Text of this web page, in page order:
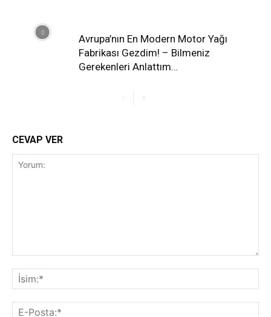
Avrupa’nın En Modern Motor Yağı
Fabrikası Gezdim! – Bilmeniz
Gerekenleri Anlattım…
CEVAP VER